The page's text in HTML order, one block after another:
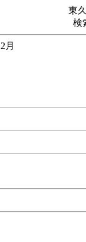
東
検
年1月?12